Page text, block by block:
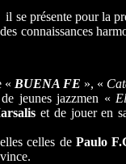
se présente pour la
connaissances
« BUENA FE », «
jeunes jazzmen «
et de jouer en
celles de Paulo